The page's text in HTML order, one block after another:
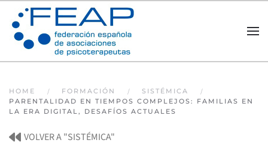
Skip to main content
HOME FORMACIÓN
SISTÉMICA
PARENTALIDAD EN TIEMPOS COMPLEJOS: FAMILIAS EN
LA ERA DIGITAL, DESAFÍOS ACTUALES
VOLVER A "SISTÉMICA"